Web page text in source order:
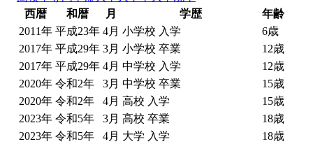
西暦
和暦 月 学歴
年齢
2011年 平成23年 4月 小学校 入学 6歳
2017年 平成29年 3月 小学校 卒業 12歳
2017年 平成29年 4月 中学校 入学 12歳
2020年 令和2年 3月 中学校 卒業 15歳
2020年 令和2年 4月 高校 入学 15歳
2023年 令和5年 3月 高校 卒業 18歳
2023年 令和5年 4月 大学 入学 18歳